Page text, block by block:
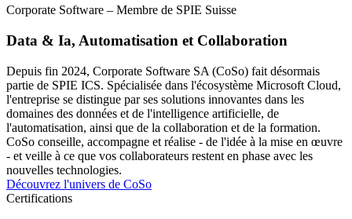
Corporate Software – Membre de SPIE Suisse
Data & Ia, Automatisation et Collaboration
Depuis fin 2024, Corporate Software SA (CoSo) fait désormais
partie de SPIE ICS. Spécialisée dans l'écosystème Microsoft Cloud,
l'entreprise se distingue par ses solutions innovantes dans les
domaines des données et de l'intelligence artificielle, de
l'automatisation, ainsi que de la collaboration et de la formation.
CoSo conseille, accompagne et réalise - de l'idée à la mise en œuvre
- et veille à ce que vos collaborateurs restent en phase avec les
nouvelles technologies.
Découvrez l'univers de CoSo
Certifications